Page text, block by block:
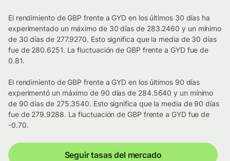
El rendimiento de GBP frente a GYD en los últimos 30 días ha
experimentado un máximo de 30 días de 283.2460 y un mínimo
de 30 días de 277.9270. Esto significa que la media de 30 días
fue de 280.6251. La fluctuación de GBP frente a GYD fue de
0.81.
El rendimiento de GBP frente a GYD en los últimos 90 días
experimentó un máximo de 90 días de 284.5640 y un mínimo
de 90 días de 275.3540. Esto significa que la media de 90 días
fue de 279.9288. La fluctuación de GBP frente a GYD fue de
-0.70.
Seguir tasas del mercado